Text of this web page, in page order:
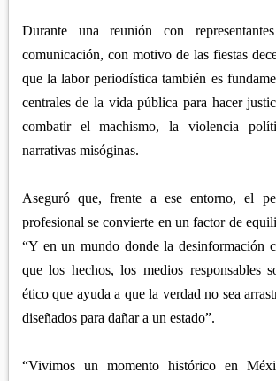
Durante una reunión con
comunicación, con motivo de las fiestas
que la labor periodística también es
centrales de la vida pública para hacer
combatir el machismo, la violencia
narrativas misóginas.
Aseguró que, frente a ese entorno, el
profesional se convierte en un factor de
“Y en un mundo donde la desinformación
que los hechos, los medios responsables
ético que ayuda a que la verdad no sea
diseñados para dañar a un estado”.
“Vivimos un momento histórico en